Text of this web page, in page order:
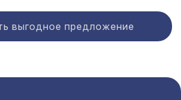
выгодное предложение